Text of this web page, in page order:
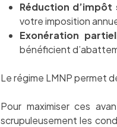
Réduction d’impôt
votre imposition
Exonération
bénéficient
Le régime LMNP permet
Pour maximiser ces
scrupuleusement les